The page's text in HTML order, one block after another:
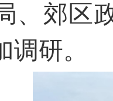
、郊区
调研。